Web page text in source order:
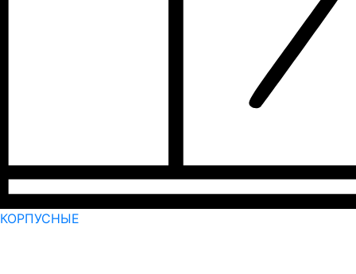
КОРПУСНЫЕ